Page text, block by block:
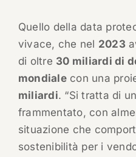
Quello della data
vivace, che nel 2023
di oltre 30 miliardi di
mondialecon una
miliardi. “Si tratta di
frammentato, con
situazione che
sostenibilità per i